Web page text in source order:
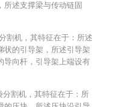
所述支撑梁与传动链固
割机，其特征在于：所述
状的引导架，所述引导架
导向杆，引导架上端设有
分割机，其特征在于：所